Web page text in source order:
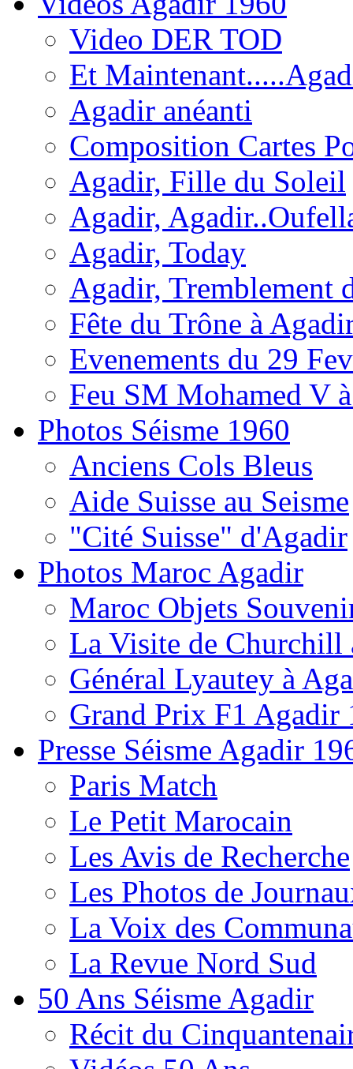
Video DER TOD
Et
Agadir anéanti
Composition Cartes
Agadir, Fille du Soleil
Agadir,
Agadir, Today
Agadir, Tremblement
Fête du Trône à
Evenements du 29
Feu SM Mohamed V
Photos Séisme 1960
Anciens Cols Bleus
Aide Suisse au Seisme
"Cité Suisse" d'Agadir
Photos Maroc Agadir
Maroc Objets
La Visite de Churchill
Général Lyautey à
Grand Prix F1 Agadir
Presse Séisme Agadir
Paris Match
Le Petit Marocain
Les Avis de Recherche
Les Photos de
La Voix des
La Revue Nord Sud
50 Ans Séisme Agadir
Récit du